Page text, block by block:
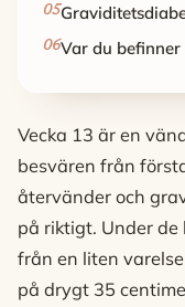
Vecka 13 är en
besvären från
återvänder och
på riktigt. Under
från en liten
på drygt 35
Var du befinner